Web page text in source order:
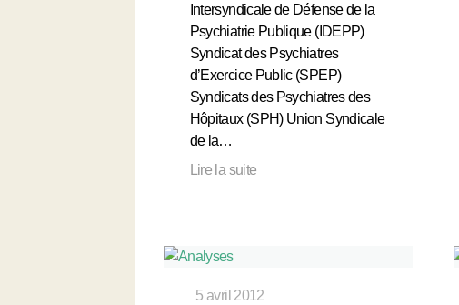
Intersyndicale de Défense de la
Psychiatrie Publique (IDEPP)
Syndicat des Psychiatres
d’Exercice Public (SPEP)
Syndicats des Psychiatres des
Hôpitaux (SPH) Union Syndicale
de la…
Lire la suite
5 avril 2012